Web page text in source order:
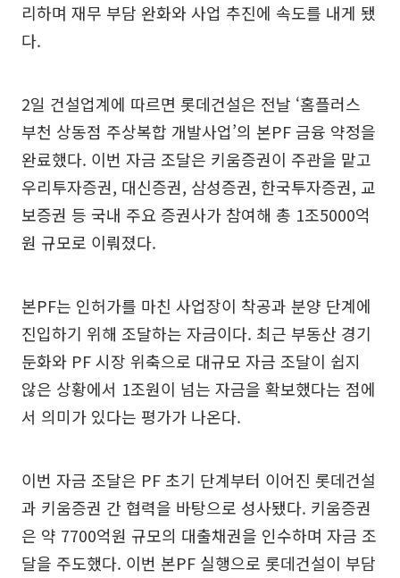
리하며 재무 부담 완화와 사업 추진에 속도를 내게 됐
다.
2일 건설업계에 따르면 롯데건설은 전날 ‘홈플러스
부천 상동점 주상복합 개발사업’의 본PF 금융 약정을
완료했다. 이번 자금 조달은 키움증권이 주관을 맡고
우리투자증권, 대신증권, 삼성증권, 한국투자증권, 교
보증권 등 국내 주요 증권사가 참여해 총 1조5000억
원 규모로 이뤄졌다.
본PF는 인허가를 마친 사업장이 착공과 분양 단계에
진입하기 위해 조달하는 자금이다. 최근 부동산 경기
둔화와 PF 시장 위축으로 대규모 자금 조달이 쉽지
않은 상황에서 1조원이 넘는 자금을 확보했다는 점에
서 의미가 있다는 평가가 나온다.
이번 자금 조달은 PF 초기 단계부터 이어진 롯데건설
과 키움증권 간 협력을 바탕으로 성사됐다. 키움증권
은 약 7700억원 규모의 대출채권을 인수하며 자금 조
달을 주도했다. 이번 본PF 실행으로 롯데건설이 부담